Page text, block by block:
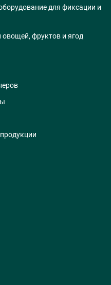
для фиксации и
овощей, фруктов и ягод